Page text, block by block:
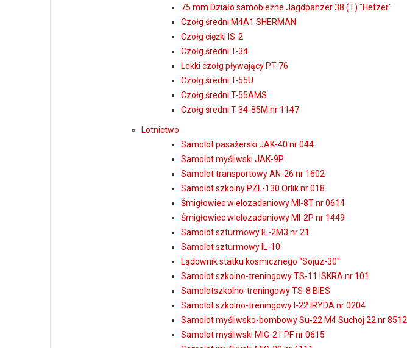
75 mm Działo samobieżne Jagdpanzer 38 (T) "Hetzer"
Czołg średni M4A1 SHERMAN
Czołg ciężki IS-2
Czołg średni T-34
Lekki czołg pływający PT-76
Czołg średni T-55U
Czołg średni T-55AMS
Czołg średni T-34-85M nr 1147
Lotnictwo
Samolot pasażerski JAK-40 nr 044
Samolot myśliwski JAK-9P
Samolot transportowy AN-26 nr 1602
Samolot szkolny PZL-130 Orlik nr 018
Śmigłowiec wielozadaniowy MI-8T nr 0614
Śmigłowiec wielozadaniowy MI-2P nr 1449
Samolot szturmowy IŁ-2M3 nr 21
Samolot szturmowy IL-10
Lądownik statku kosmicznego "Sojuz-30"
Samolot szkolno-treningowy TS-11 ISKRA nr 101
Samolotszkolno-treningowy TS-8 BIES
Samolot szkolno-treningowy I-22 IRYDA nr 0204
Samolot myśliwsko-bombowy Su-22 M4 Suchoj 22 nr 8512
Samolot myśliwski MIG-21 PF nr 0615